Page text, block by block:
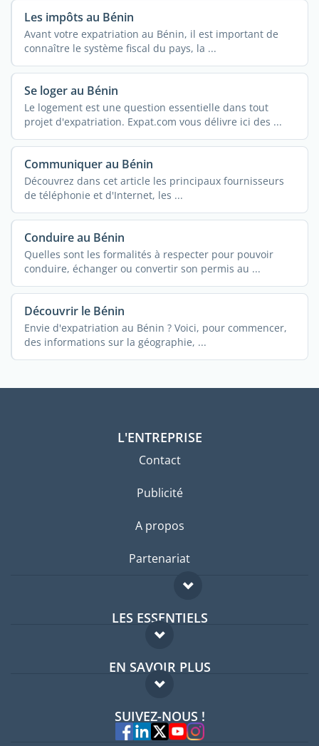
Les impôts au Bénin
Avant votre expatriation au Bénin, il est important de
connaître le système fiscal du pays, la ...
Se loger au Bénin
Le logement est une question essentielle dans tout
projet d'expatriation. Expat.com vous délivre ici des ...
Communiquer au Bénin
Découvrez dans cet article les principaux fournisseurs
de téléphonie et d'Internet, les ...
Conduire au Bénin
Quelles sont les formalités à respecter pour pouvoir
conduire, échanger ou convertir son permis au ...
Découvrir le Bénin
Envie d'expatriation au Bénin ? Voici, pour commencer,
des informations sur la géographie, ...
L'ENTREPRISE
Contact
Publicité
A propos
Partenariat
LES ESSENTIELS
Forum expatriés
Guides pays
EN SAVOIR PLUS
FAQ
Experts
SUIVEZ-NOUS !